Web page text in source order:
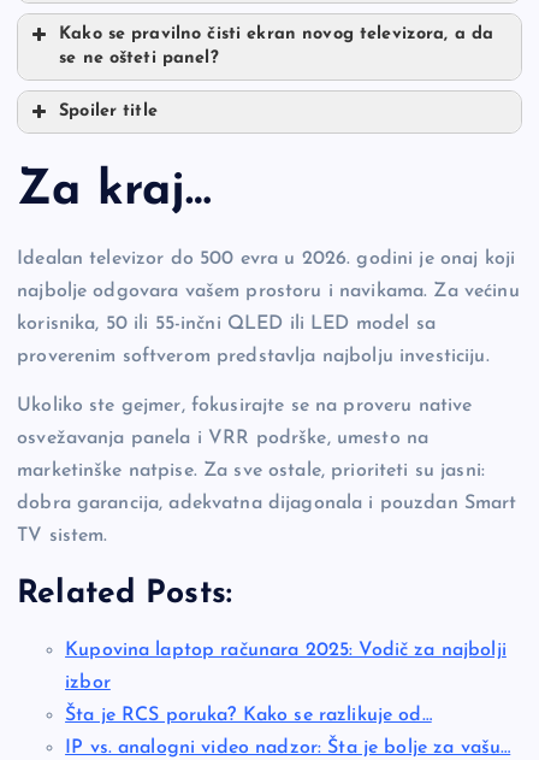
Kako se pravilno čisti ekran novog televizora, a da
se ne ošteti panel?
Spoiler title
Za kraj…
Idealan televizor do 500 evra u 2026. godini je onaj koji
najbolje odgovara vašem prostoru i navikama. Za većinu
korisnika, 50 ili 55-inčni QLED ili LED model sa
proverenim softverom predstavlja najbolju investiciju.
Ukoliko ste gejmer, fokusirajte se na proveru native
osvežavanja panela i VRR podrške, umesto na
marketinške natpise. Za sve ostale, prioriteti su jasni:
dobra garancija, adekvatna dijagonala i pouzdan Smart
TV sistem.
Related Posts:
Kupovina laptop računara 2025: Vodič za najbolji
izbor
Šta je RCS poruka? Kako se razlikuje od…
IP vs. analogni video nadzor: Šta je bolje za vašu…